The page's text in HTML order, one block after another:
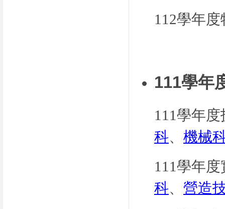
112學年
111學年
111 學年度
科、 機械
111學年
科、 營造